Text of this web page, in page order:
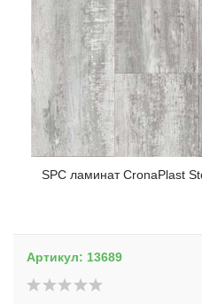
SPC ламинат CronaPlast
Артикул: 13689